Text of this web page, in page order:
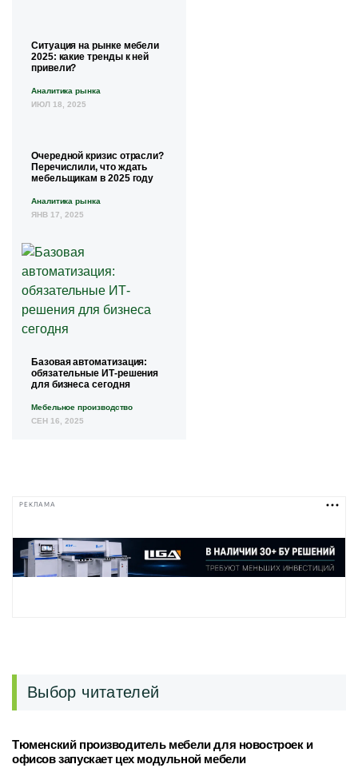
Ситуация на рынке мебели
2025: какие тренды к ней
привели?
Аналитика рынка
ИЮЛ 18, 2025
Очередной кризис отрасли?
Перечислили, что ждать
мебельщикам в 2025 году
Аналитика рынка
ЯНВ 17, 2025
Базовая автоматизация:
обязательные ИТ-решения
для бизнеса сегодня
Мебельное производство
СЕН 16, 2025
РЕКЛАМА
Выбор читателей
Тюменский производитель мебели для новостроек и
офисов запускает цех модульной мебели